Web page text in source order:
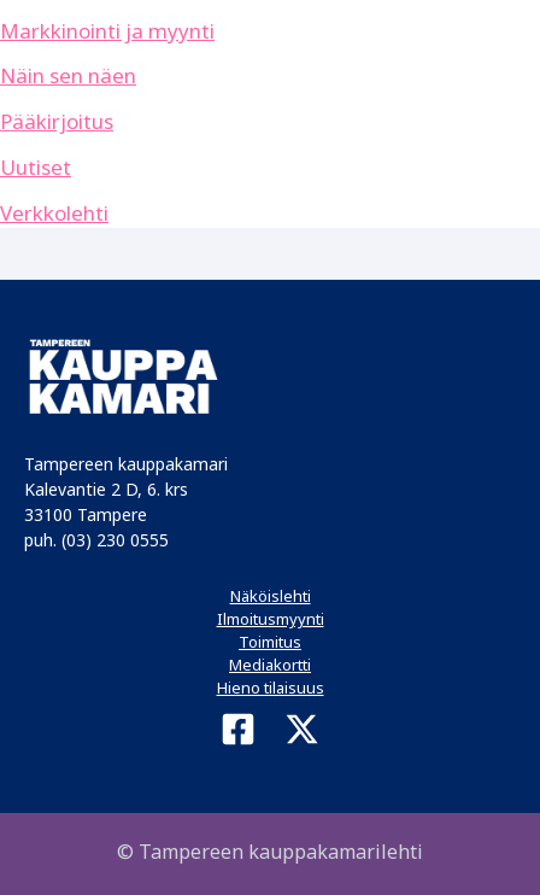
Markkinointi ja myynti
Näin sen näen
Pääkirjoitus
Uutiset
Verkkolehti
Tampereen kauppakamari
Kalevantie 2 D, 6. krs
33100 Tampere
puh. (03) 230 0555
Näköislehti
Ilmoitusmyynti
Toimitus
Mediakortti
Hieno tilaisuus
© Tampereen kauppakamarilehti